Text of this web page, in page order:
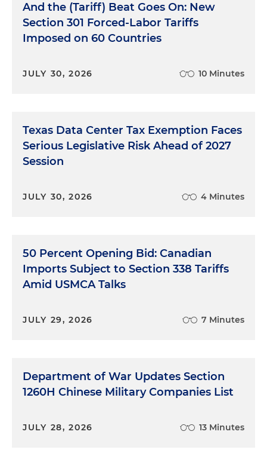
And the (Tariff) Beat Goes On: New
Section 301 Forced-Labor Tariffs
Imposed on 60 Countries
JULY 30, 2026 10 Minutes
Texas Data Center Tax Exemption Faces
Serious Legislative Risk Ahead of 2027
Session
JULY 30, 2026 4 Minutes
50 Percent Opening Bid: Canadian
Imports Subject to Section 338 Tariffs
Amid USMCA Talks
JULY 29, 2026 7 Minutes
Department of War Updates Section
1260H Chinese Military Companies List
JULY 28, 2026 13 Minutes